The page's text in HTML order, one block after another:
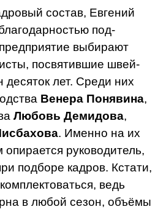
состав, Евге­ний
под­
выбирают
посвятившие швей­
десяток лет. Среди них
Венера Понявина,
Любовь Демидо­ва,
. Именно на их
руково­дитель,
подборе ка­дров. Кстати,
ведь
в любой сезон, объёмы